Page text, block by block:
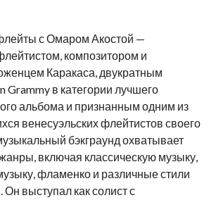
с Омаром Акостой —
композитором и
Каракаса, двукратным
Grammy в категории лучшего
альбома и признанным одним из
венесуэльских флейтистов своего
бэкграунд охватывает
включая классическую музыку,
фламенко и различные стили
выступал как солист с